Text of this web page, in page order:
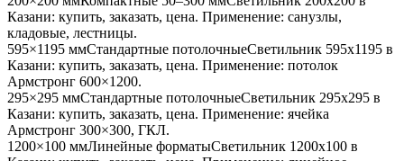
Казани: купить, заказать, цена. Применение: санузлы,
кладовые, лестницы.
595×1195 ммСтандартные потолочныеСветильник 595x1195 в
Казани: купить, заказать, цена. Применение: потолок
Армстронг 600×1200.
295×295 ммСтандартные потолочныеСветильник 295x295 в
Казани: купить, заказать, цена. Применение: ячейка
Армстронг 300×300, ГКЛ.
1200×100 ммЛинейные форматыСветильник 1200x100 в